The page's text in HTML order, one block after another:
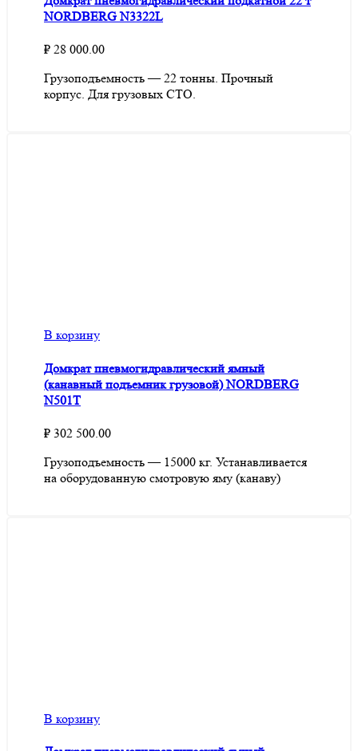
NORDBERG N3322L
₽ 28 000.00
Грузоподъемность — 22 тонны. Прочный
корпус. Для грузовых СТО.
В корзину
Домкрат пневмогидравлический ямный
(канавный подъемник грузовой) NORDBERG
N501T
₽ 302 500.00
Грузоподъемность — 15000 кг. Устанавливается
на оборудованную смотровую яму (канаву)
В корзину